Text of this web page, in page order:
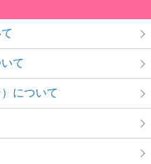
て
について